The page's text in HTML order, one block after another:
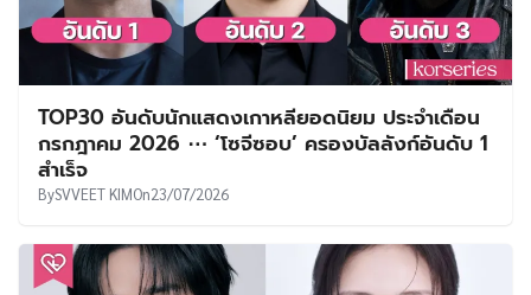
TOP30 อันดับนักแสดงเกาหลียอดนิยม ประจำเดือน
กรกฎาคม 2026 ⋯ ‘โซจีซอบ’ ครองบัลลังก์อันดับ 1
สำเร็จ
BySVVEET KIMOn23/07/2026